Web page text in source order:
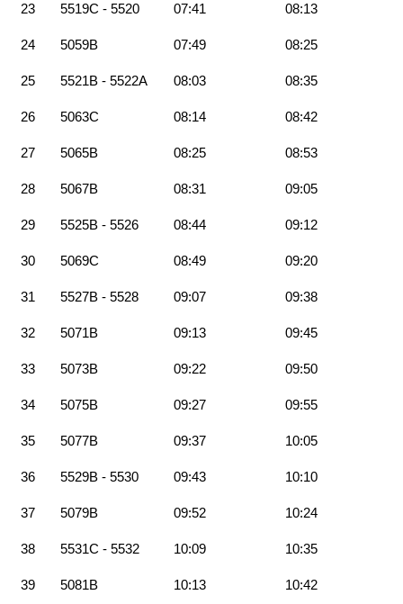
23 5519C - 5520 07:41 08:13
24 5059B 07:49 08:25
25 5521B - 5522A 08:03 08:35
26 5063C 08:14 08:42
27 5065B 08:25 08:53
28 5067B 08:31 09:05
29 5525B - 5526 08:44 09:12
30 5069C 08:49 09:20
31 5527B - 5528 09:07 09:38
32 5071B 09:13 09:45
33 5073B 09:22 09:50
34 5075B 09:27 09:55
35 5077B 09:37 10:05
36 5529B - 5530 09:43 10:10
37 5079B 09:52 10:24
38 5531C - 5532 10:09 10:35
39 5081B 10:13 10:42